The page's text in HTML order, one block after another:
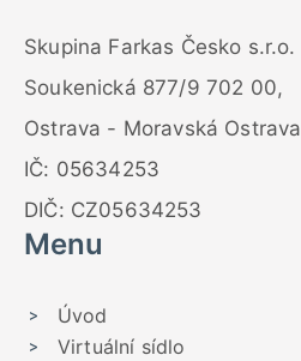
Skupina Farkas Česko s.r.o.
Soukenická 877/9 702 00,
Ostrava - Moravská Ostrava
IČ: 05634253
DIČ: CZ05634253
Menu
Úvod
Virtuální sídlo